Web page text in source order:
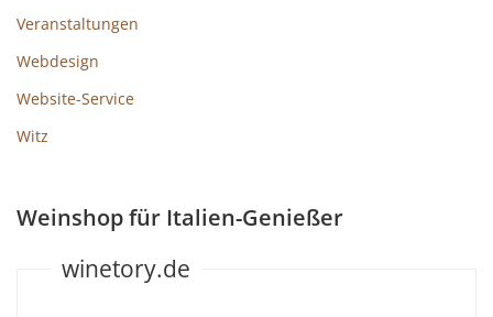
Veranstaltungen
Webdesign
Website-Service
Witz
Weinshop für Italien-Genießer
winetory.de